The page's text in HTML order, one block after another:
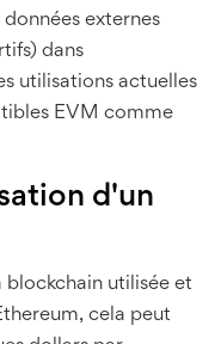
externes
dans
utilisations actuelles
EVM comme
d'un
blockchain utilisée et
cela peut